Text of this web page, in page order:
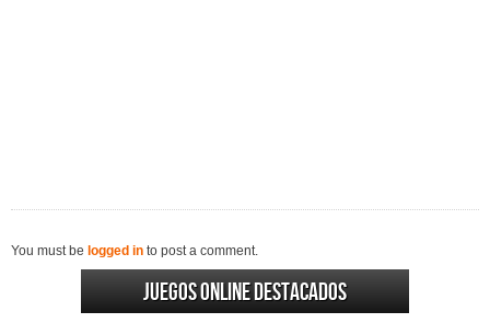
You must be logged in to post a comment.
Juegos online destacados